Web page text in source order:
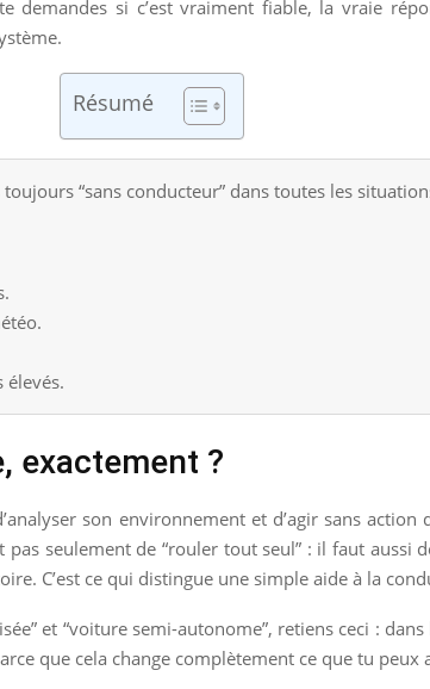
demandes si c’est vraiment fiable, la vraie
Résumé
“sans conducteur” dans toutes les
élevés.
exactement ?
son environnement et d’agir sans
pas seulement de “rouler tout seul” : il faut
C’est ce qui distingue une simple aide à la
et “voiture semi-autonome”, retiens ceci :
que cela change complètement ce que tu